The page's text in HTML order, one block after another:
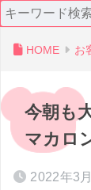
HOME お
今朝も
マカロ
2022年3